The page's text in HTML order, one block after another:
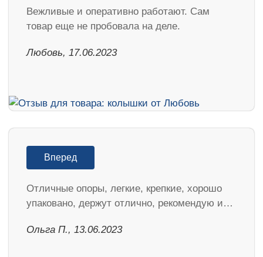
Вежливые и оперативно работают. Сам
товар еще не пробовала на деле.
Любовь, 17.06.2023
Вперед
Отличные опоры, легкие, крепкие, хорошо
упаковано, держут отлично, рекомендую и…
Ольга П., 13.06.2023